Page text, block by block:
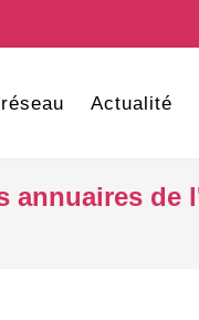
Actualité
annuaires de